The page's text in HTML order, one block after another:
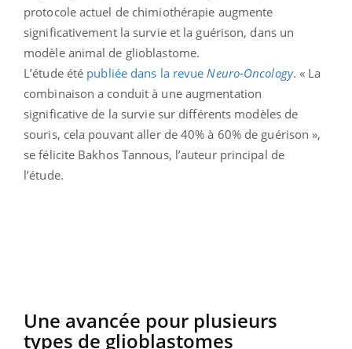
protocole actuel de chimiothérapie augmente
significativement la survie et la guérison, dans un
modèle animal de glioblastome.
L’étude été publiée dans la revue Neuro-Oncology. « La
combinaison a conduit à une augmentation
significative de la survie sur différents modèles de
souris, cela pouvant aller de 40% à 60% de guérison »,
se félicite Bakhos Tannous, l’auteur principal de
l’étude.
Une avancée pour plusieurs
types de glioblastomes